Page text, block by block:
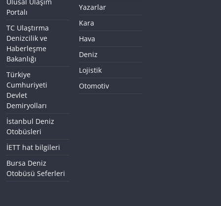
Ulusal Ulaşım
Portalı
TC Ulaştırma
Denizcilik ve
Haberleşme
Bakanlığı
Türkiye
Cumhuriyeti
Devlet
Demiryolları
İstanbul Deniz
Otobüsleri
İETT hat bilgileri
Bursa Deniz
Otobüsü Seferleri
Yazarlar
Kara
Hava
Deniz
Lojistik
Otomotiv